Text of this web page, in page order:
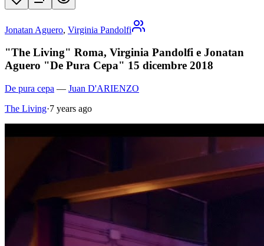
Jonatan Aguero, Virginia Pandolfi
"The Living" Roma, Virginia Pandolfi e Jonatan
Aguero "De Pura Cepa" 15 dicembre 2018
De pura cepa — Juan D'ARIENZO
The Living·7 years ago